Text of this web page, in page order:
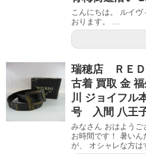
こんにちは。 ルイ
おります。 ...
瑞穂店 ＲＥ
古着 買取 金
川 ジョイフル
号 入間 八王
みなさん おはようご
お時間です！ 暑いん
が、 オシャレな方は